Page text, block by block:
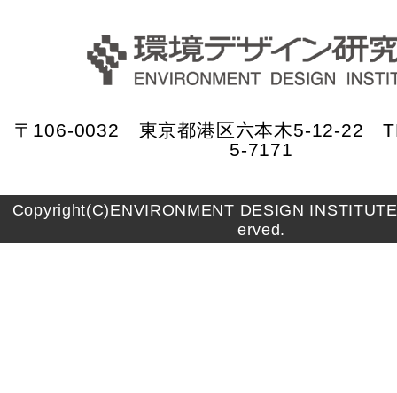
〒106-0032 東京都港区六本木5-12-22
5-7171
Copyright(C)ENVIRONMENT DESIGN
erved.